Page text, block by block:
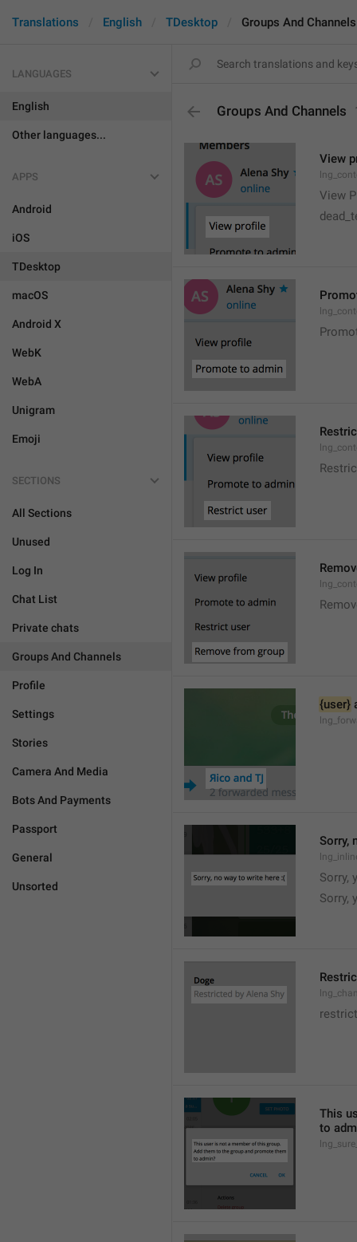
Translations English TDesktop Groups And Channels
LANGUAGES
English
Other languages...
APPS
Android
iOS
TDesktop
macOS
Android X
WebK
WebA
Unigram
Emoji
SECTIONS
All Sections
Unused
Log In
Chat List
Private chats
Groups And Channels
Profile
Settings
Stories
Camera And Media
Bots And Payments
Passport
General
Unsorted
Groups And Channels
View
View
{user}
Sorry,
Sorry,
Sorry,
This
to